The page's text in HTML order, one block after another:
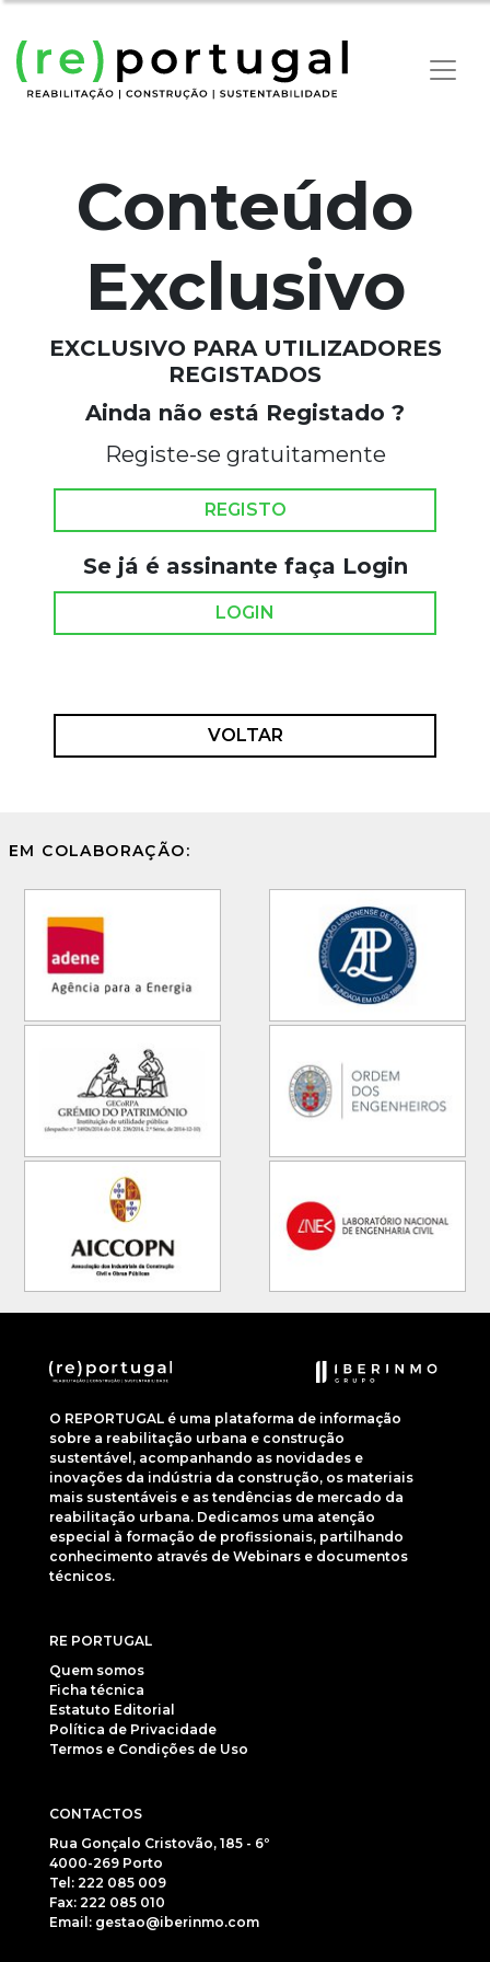
Conteúdo
Exclusivo
EXCLUSIVO PARA UTILIZADORES
REGISTADOS
Ainda não está Registado ?
Registe-se gratuitamente
REGISTO
Se já é assinante faça Login
LOGIN
VOLTAR
EM COLABORAÇÃO:
O REPORTUGAL é uma plataforma de informação
sobre a reabilitação urbana e construção
sustentável, acompanhando as novidades e
inovações da indústria da construção, os materiais
mais sustentáveis e as tendências de mercado da
reabilitação urbana. Dedicamos uma atenção
especial à formação de profissionais, partilhando
conhecimento através de Webinars e documentos
técnicos.
RE PORTUGAL
Quem somos
Ficha técnica
Estatuto Editorial
Política de Privacidade
Termos e Condições de Uso
CONTACTOS
Rua Gonçalo Cristovão, 185 - 6º
4000-269 Porto
Tel: 222 085 009
Fax: 222 085 010
Email: gestao@iberinmo.com